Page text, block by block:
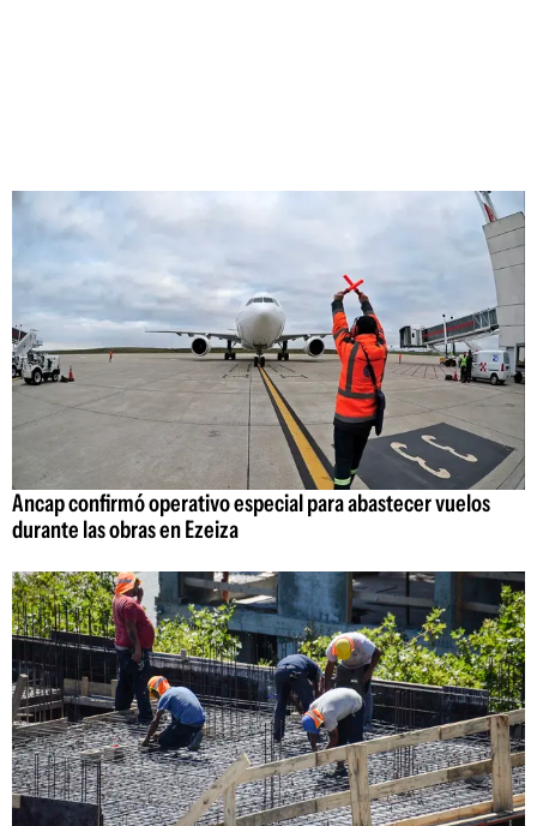
Ancap confirmó operativo especial para abastecer vuelos
durante las obras en Ezeiza